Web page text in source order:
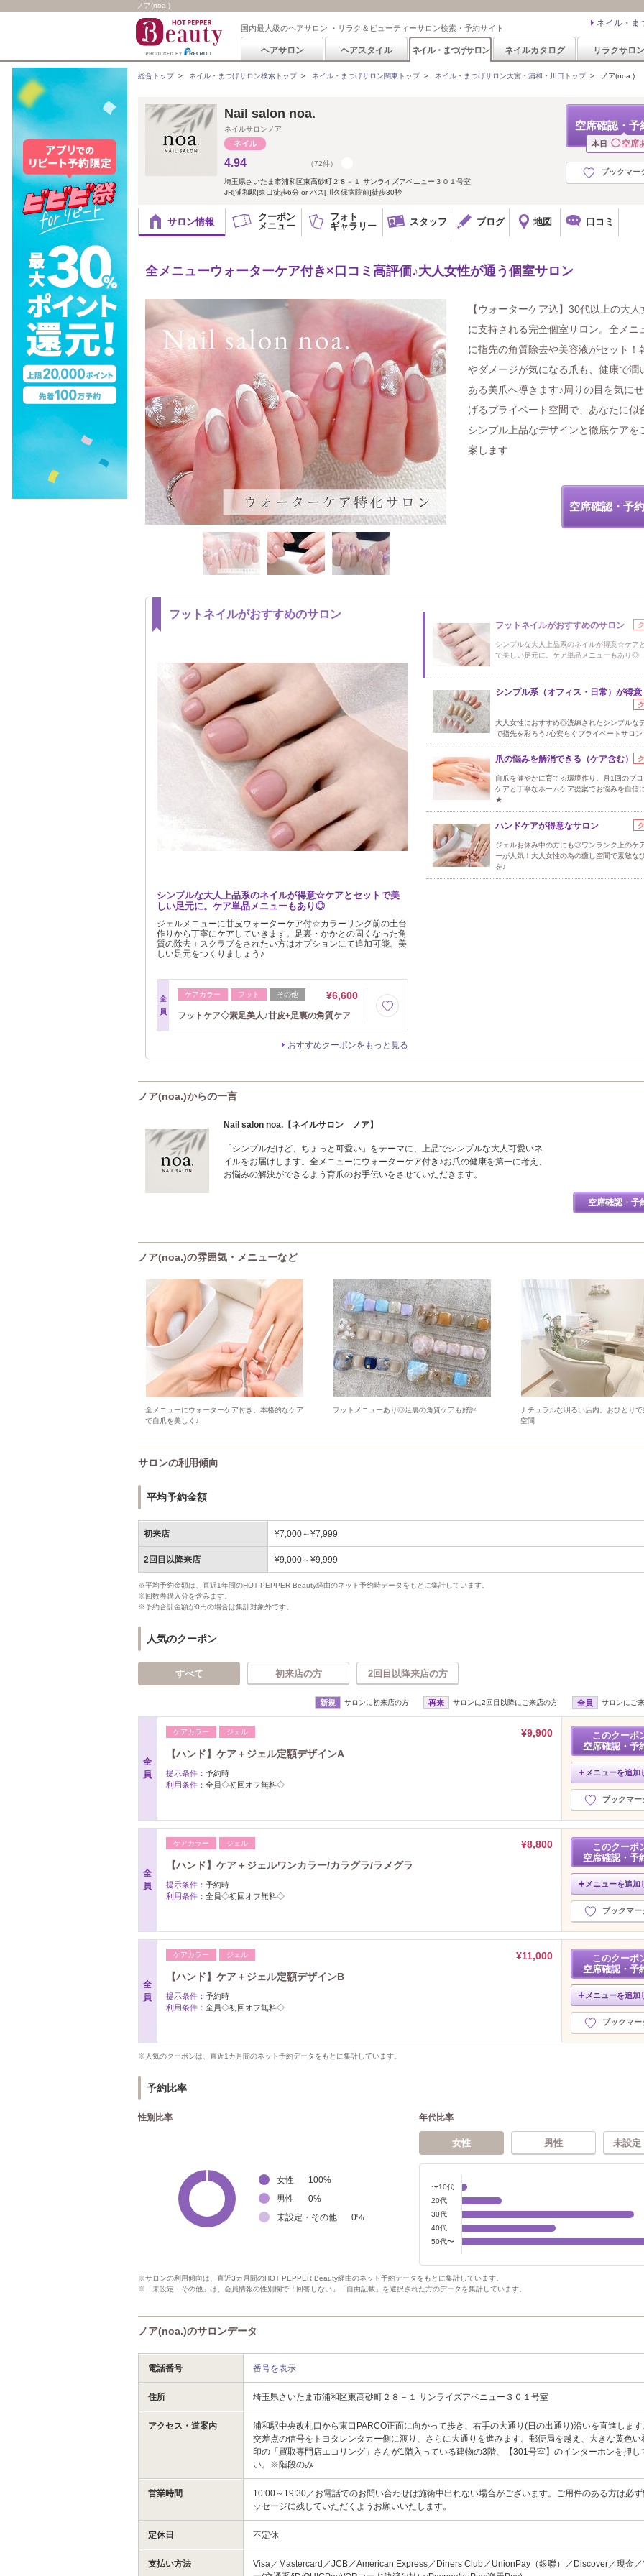
ノア(noa.)
国内最大級のヘアサロン ・リラク＆ビューティーサロン検索・予約サイト ネイル・ま
ヘアサロン ヘアスタイル ネイル・まつげサロン ネイルカタログ リラクサロン
総合トップ> ネイル・まつげサロン検索トップ> ネイル・まつげサロン関東トップ> ネイル・まつげサロン大宮・浦和・川口トップ> ノア(noa.)
空席確認・予
本日 ◯ 空席
ブックマー
Nail salon noa.
ネイルサロンノア
4.94 （72件）
埼玉県さいたま市浦和区東高砂町２８－１ サンライズアベニュー３０１号室
JR[浦和駅]東口徒歩6分 or バス[川久保病院前]徒歩30秒
サロン情報
クーポン
メニュー
フォト
ギャラリー
スタッフ ブログ 地図 口コミ
全メニューウォーターケア付き×口コミ高評価♪大人女性が通う個室サロン
【ウォーターケア込】30代以上の大人
に支持される完全個室サロン。全メニ
に指先の角質除去や美容液がセット！
やダメージが気になる爪も、健康で潤
ある美爪へ導きます♪周りの目を気に
げるプライベート空間で、あなたに似
シンプル上品なデザインと徹底ケアを
案します
空席確認・予
フットネイルがおすすめのサロン
シンプルな大人上品系のネイルが得意☆ケアとセットで美
しい足元に。ケア単品メニューもあり◎
ジェルメニューに甘皮ウォーターケア付☆カラーリング前の土台
作りから丁寧にケアしていきます。足裏・かかとの固くなった角
質の除去＋スクラブをされたい方はオプションにて追加可能。美
しい足元をつくりましょう♪
全
員
ケアカラー フット その他 ¥6,600
フットケア◇素足美人♪甘皮+足裏の角質ケア
おすすめクーポンをもっと見る
フットネイルがおすすめのサロン
シンプルな大人上品系のネイルが得意☆ケア
で美しい足元に。ケア単品メニューもあり◎
シンプル系（オフィス・日常）が得意
大人女性におすすめ◎洗練されたシンプルな
で指先を彩ろう♪心安らぐプライベートサロ
爪の悩みを解消できる（ケア含む）
自爪を健やかに育てる環境作り。月1回のプ
ケアと丁寧なホームケア提案でお悩みを自信
★
ハンドケアが得意なサロン
ジェルお休み中の方にも◎ワンランク上のケ
ーが人気！大人女性の為の癒し空間で素敵な
を♪
ノア(noa.)からの一言
Nail salon noa.【ネイルサロン ノア】
「シンプルだけど、ちょっと可愛い」をテーマに、上品でシンプルな大人可愛いネ
イルをお届けします。全メニューにウォーターケア付き♪お爪の健康を第一に考え、
お悩みの解決ができるよう育爪のお手伝いをさせていただきます。
空席確認・予
ノア(noa.)の雰囲気・メニューなど
全メニューにウォーターケア付き。本格的なケア
で自爪を美しく♪
フットメニューあり◎足裏の角質ケアも好評
ナチュラルな明るい店内。おひとり
空間
サロンの利用傾向
平均予約金額
初来店 ¥7,000～¥7,999
2回目以降来店 ¥9,000～¥9,999
※平均予約金額は、直近1年間のHOT PEPPER Beauty経由のネット予約時データをもとに集計しています。
※回数券購入分を含みます。
※予約合計金額が0円の場合は集計対象外です。
人気のクーポン
すべて 初来店の方 2回目以降来店の方
新規 サロンに初来店の方 再来 サロンに2回目以降にご来店の方 全員 サロンにご
全
員
ケアカラー ジェル
¥9,900
【ハンド】ケア＋ジェル定額デザインA
提示条件： 予約時
利用条件： 全員◇初回オフ無料◇
このクーポ
空席確認・予
メニューを追加
ブックマー
全
員
ケアカラー ジェル
¥8,800
【ハンド】ケア＋ジェルワンカラー/カラグラ/ラメグラ
提示条件： 予約時
利用条件： 全員◇初回オフ無料◇
このクーポ
空席確認・予
メニューを追加
ブックマー
全
員
ケアカラー ジェル
¥11,000
【ハンド】ケア＋ジェル定額デザインB
提示条件： 予約時
利用条件： 全員◇初回オフ無料◇
このクーポ
空席確認・予
メニューを追加
ブックマー
※人気のクーポンは、直近1カ月間のネット予約データをもとに集計しています。
予約比率
性別比率
女性 100%
男性
0%
未設定・その他
0%
年代比率
女性 男性 未設定
〜10代
20代
30代
40代
50代〜
※サロンの利用傾向は、直近3カ月間のHOT PEPPER Beauty経由のネット予約データをもとに集計しています。
※「未設定・その他」は、会員情報の性別欄で「回答しない」「自由記載」を選択された方のデータを集計しています。
ノア(noa.)のサロンデータ
電話番号 番号を表示
住所 埼玉県さいたま市浦和区東高砂町２８－１ サンライズアベニュー３０１号室
アクセス・道案内
浦和駅中央改札口から東口PARCO正面に向かって歩き、右手の大通り(日の出通り)沿いを直進しま
交差点の信号をトヨタレンタカー側に渡り、さらに大通りを進みます。郵便局を越え、大きな黄色い
印の「買取専門店エコリング」さんが1階入っている建物の3階、【301号室】のインターホンを押し
い。※階段のみ
営業時間
10:00～19:30／お電話でのお問い合わせは施術中出れない場合がございます。ご用件のある方は必
ッセージに残していただくようお願いいたします。
定休日 不定休
支払い方法
Visa／Mastercard／JCB／American Express／Diners Club／UnionPay（銀聯）／Discover／現金